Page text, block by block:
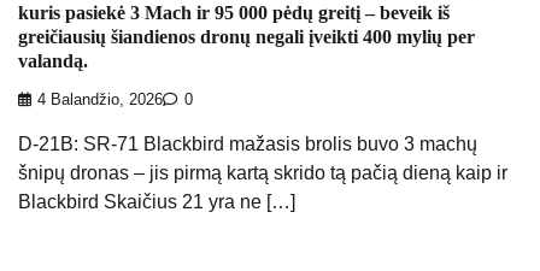
kuris pasiekė 3 Mach ir 95 000 pėdų greitį – beveik iš
greičiausių šiandienos dronų negali įveikti 400 mylių per
valandą.
4 Balandžio, 2026 0
D-21B: SR-71 Blackbird mažasis brolis buvo 3 machų
šnipų dronas – jis pirmą kartą skrido tą pačią dieną kaip ir
Blackbird Skaičius 21 yra ne […]